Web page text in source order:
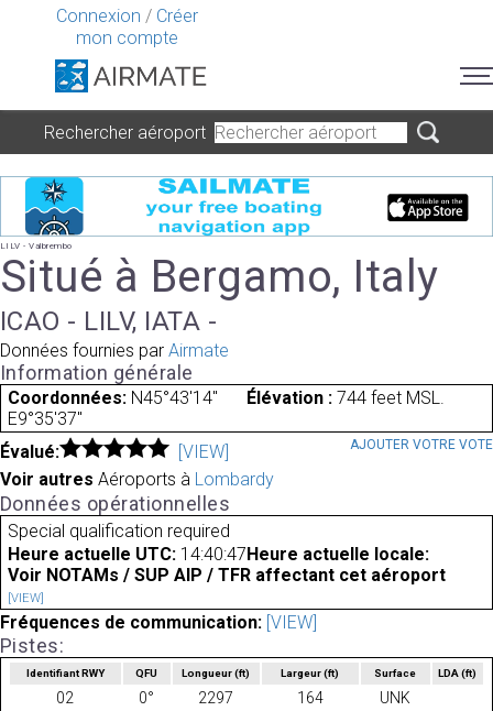
Connexion / Créer
mon compte
Rechercher aéroport
LILV - Valbrembo
Situé à Bergamo, Italy
ICAO - LILV, IATA -
Données fournies par Airmate
Information générale
Coordonnées: N45°43'14"
E9°35'37"
Élévation : 744 feet MSL.
Évalué: [VIEW] AJOUTER VOTRE VOTE
Voir autres Aéroports à Lombardy
Données opérationnelles
Special qualification required
Heure actuelle UTC: 14:40:47 Heure actuelle locale:
Voir NOTAMs / SUP AIP / TFR affectant cet aéroport
[VIEW]
Fréquences de communication: [VIEW]
Pistes:
Identifiant RWY QFU Longueur(ft) Largeur(ft) Surface LDA(ft)
02 0° 2297 164
UNK